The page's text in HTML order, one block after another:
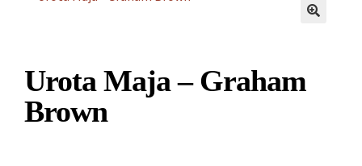
Urota Maja – Graham
Brown